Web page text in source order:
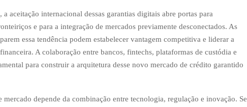
aceitação internacional dessas garantias digitais abre portas para
e para a integração de mercados previamente desconectados. As
essa tendência podem estabelecer vantagem competitiva e liderar a
A colaboração entre bancos, fintechs, plataformas de custódia e
para construir a arquitetura desse novo mercado de crédito garantido
mercado depende da combinação entre tecnologia, regulação e inovação. Se